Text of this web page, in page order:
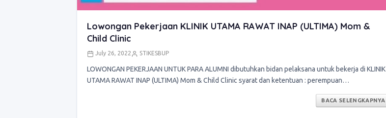
Lowongan Pekerjaan KLINIK UTAMA RAWAT INAP (ULTIMA) Mom &
Child Clinic
July 26, 2022 STIKESBUP
LOWONGAN PEKERJAAN UNTUK PARA ALUMNI dibutuhkan bidan pelaksana untuk bekerja di KLINIK
UTAMA RAWAT INAP (ULTIMA) Mom & Child Clinic syarat dan ketentuan : perempuan…
BACA SELENGKAPNYA